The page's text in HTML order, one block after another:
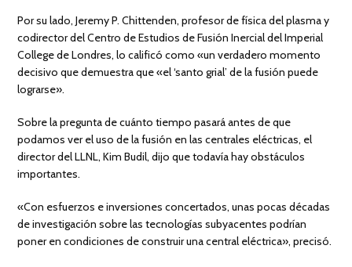
Por su lado, Jeremy P. Chittenden, profesor de física del plasma y
codirector del Centro de Estudios de Fusión Inercial del Imperial
College de Londres, lo calificó como «un verdadero momento
decisivo que demuestra que «el ‘santo grial’ de la fusión puede
lograrse».
Sobre la pregunta de cuánto tiempo pasará antes de que
podamos ver el uso de la fusión en las centrales eléctricas, el
director del LLNL, Kim Budil, dijo que todavía hay obstáculos
importantes.
«Con esfuerzos e inversiones concertados, unas pocas décadas
de investigación sobre las tecnologías subyacentes podrían
poner en condiciones de construir una central eléctrica», precisó.